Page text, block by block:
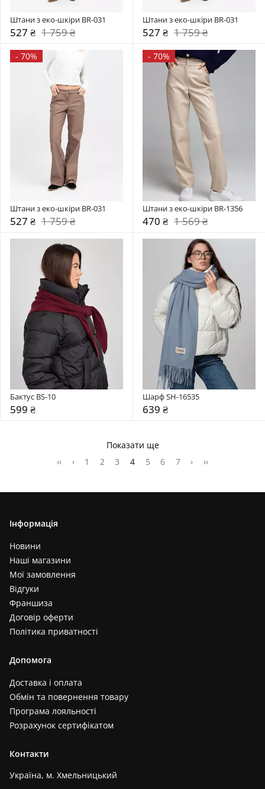
Штани з еко-шкіри BR-031
527 ₴ 1 759 ₴
Штани з еко-шкіри BR-031
527 ₴ 1 759 ₴
- 70%
Штани з еко-шкіри BR-031
527 ₴ 1 759 ₴
- 70%
Штани з еко-шкіри BR-1356
470 ₴ 1 569 ₴
Бактус BS-10
599 ₴
Шарф SH-16535
639 ₴
Показати ще
‹‹
‹ 1 2 3 4 5 6 7 › ››
Інформація
Новини
Наші магазини
Мої замовлення
Відгуки
Франшиза
Договір оферти
Політика приватності
Допомога
Доставка і оплата
Обмін та повернення товару
Програма лояльності
Розрахунок сертифікатом
Контакти
Україна, м. Хмельницький